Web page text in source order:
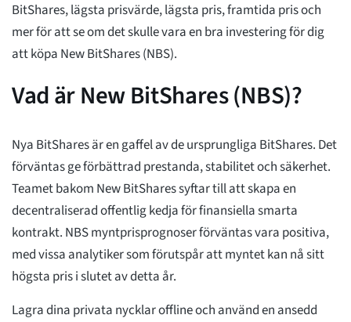
BitShares, lägsta prisvärde, lägsta pris, framtida pris och
mer för att se om det skulle vara en bra investering för dig
att köpa New BitShares (NBS).
Vad är New BitShares (NBS)?
Nya BitShares är en gaffel av de ursprungliga BitShares. Det
förväntas ge förbättrad prestanda, stabilitet och säkerhet.
Teamet bakom New BitShares syftar till att skapa en
decentraliserad offentlig kedja för finansiella smarta
kontrakt. NBS myntprisprognoser förväntas vara positiva,
med vissa analytiker som förutspår att myntet kan nå sitt
högsta pris i slutet av detta år.
Lagra dina privata nycklar offline och använd en ansedd